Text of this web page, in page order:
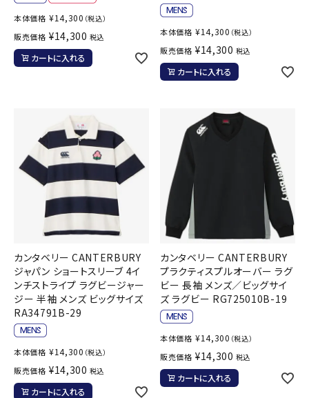
本体価格 ¥14,300 （税込）
販売価格 ¥14,300 税込
カートに入れる
本体価格 ¥14,300 （税込）
販売価格 ¥14,300 税込
カートに入れる
カンタベリー CANTERBURY
ジャパン ショートスリーブ 4イ
ンチストライプ ラグビージャー
ジー 半袖 メンズ ビッグサイズ
RA34791B-29
本体価格 ¥14,300 （税込）
販売価格 ¥14,300 税込
カートに入れる
カンタベリー CANTERBURY
プラクティスプルオーバー ラグ
ビー 長袖 メンズ／ビッグサイ
ズ ラグビー RG725010B-19
本体価格 ¥14,300 （税込）
販売価格 ¥14,300 税込
カートに入れる